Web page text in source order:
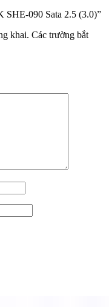
SHE-090 Sata 2.5 (3.0)”
khai. Các trường bắt